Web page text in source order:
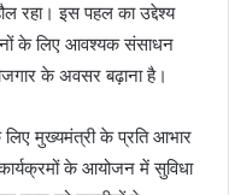
रहा। इस पहल का उद्देश्य
के लिए आवश्यक संसाधन
के अवसर बढ़ाना है।
मुख्यमंत्री के प्रति आभार
के आयोजन में सुविधा